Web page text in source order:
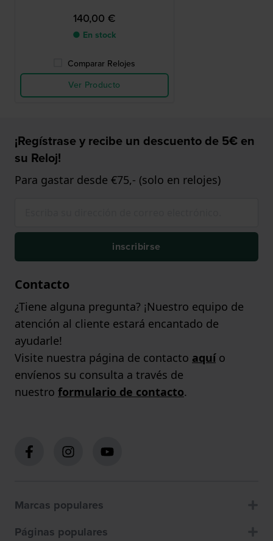
140,00 €
● En stock
Comparar Relojes
Ver Producto
¡Regístrase y recibe un descuento de 5€ en
su Reloj!
Para gastar desde €75,- (solo en relojes)
inscribirse
Contacto
¿Tiene alguna pregunta? ¡Nuestro equipo de
atención al cliente estará encantado de
ayudarle!
Visite nuestra página de contacto aquío
envíenos su consulta a través de
nuestro formulario de contacto.
Marcas populares
Páginas populares